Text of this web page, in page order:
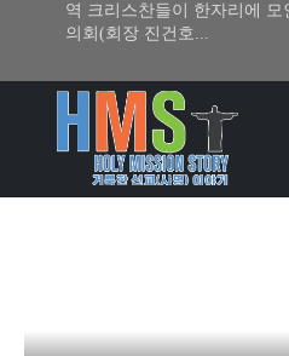
역 크리스찬들이 한자리에 모
의회(회장 진건호...